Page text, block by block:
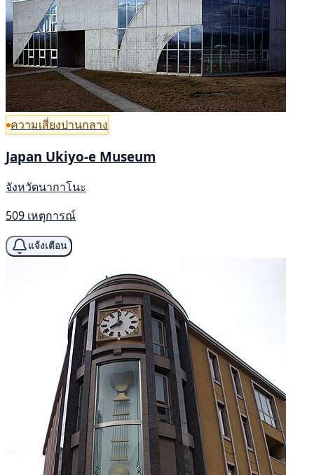
ความเสี่ยงปานกลาง
Japan Ukiyo-e Museum
จังหวัดนากาโนะ
509 เหตุการณ์
แจ้งเตือน